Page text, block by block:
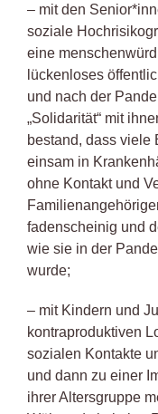
– mit den
soziale
eine
lückenloses
und nach der
„Solidarität“ mit
bestand, dass viele
einsam in
ohne Kontakt und
fadenscheinig und
wie sie in der
wurde;
– mit Kindern und
kontraproduktiven
sozialen Kontakte
und dann zu einer
ihrer Altersgruppe